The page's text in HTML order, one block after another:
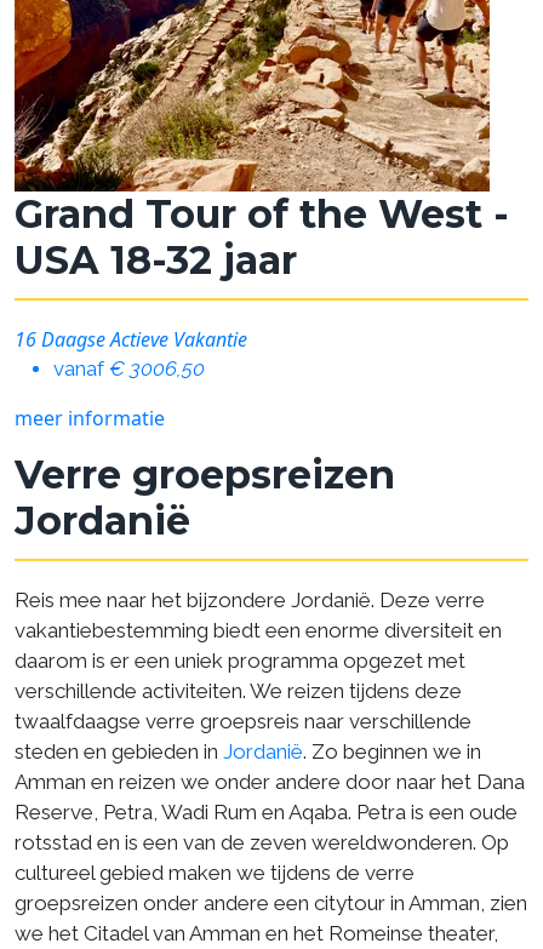
Grand Tour of the West -
USA 18-32 jaar
16 Daagse Actieve Vakantie
vanaf€ 3006,50
meer informatie
Verre groepsreizen
Jordanië
Reis mee naar het bijzondere Jordanië. Deze verre
vakantiebestemming biedt een enorme diversiteit en
daarom is er een uniek programma opgezet met
verschillende activiteiten. We reizen tijdens deze
twaalfdaagse verre groepsreis naar verschillende
steden en gebieden in Jordanië. Zo beginnen we in
Amman en reizen we onder andere door naar het Dana
Reserve, Petra, Wadi Rum en Aqaba. Petra is een oude
rotsstad en is een van de zeven wereldwonderen. Op
cultureel gebied maken we tijdens de verre
groepsreizen onder andere een citytour in Amman, zien
we het Citadel van Amman en het Romeinse theater,